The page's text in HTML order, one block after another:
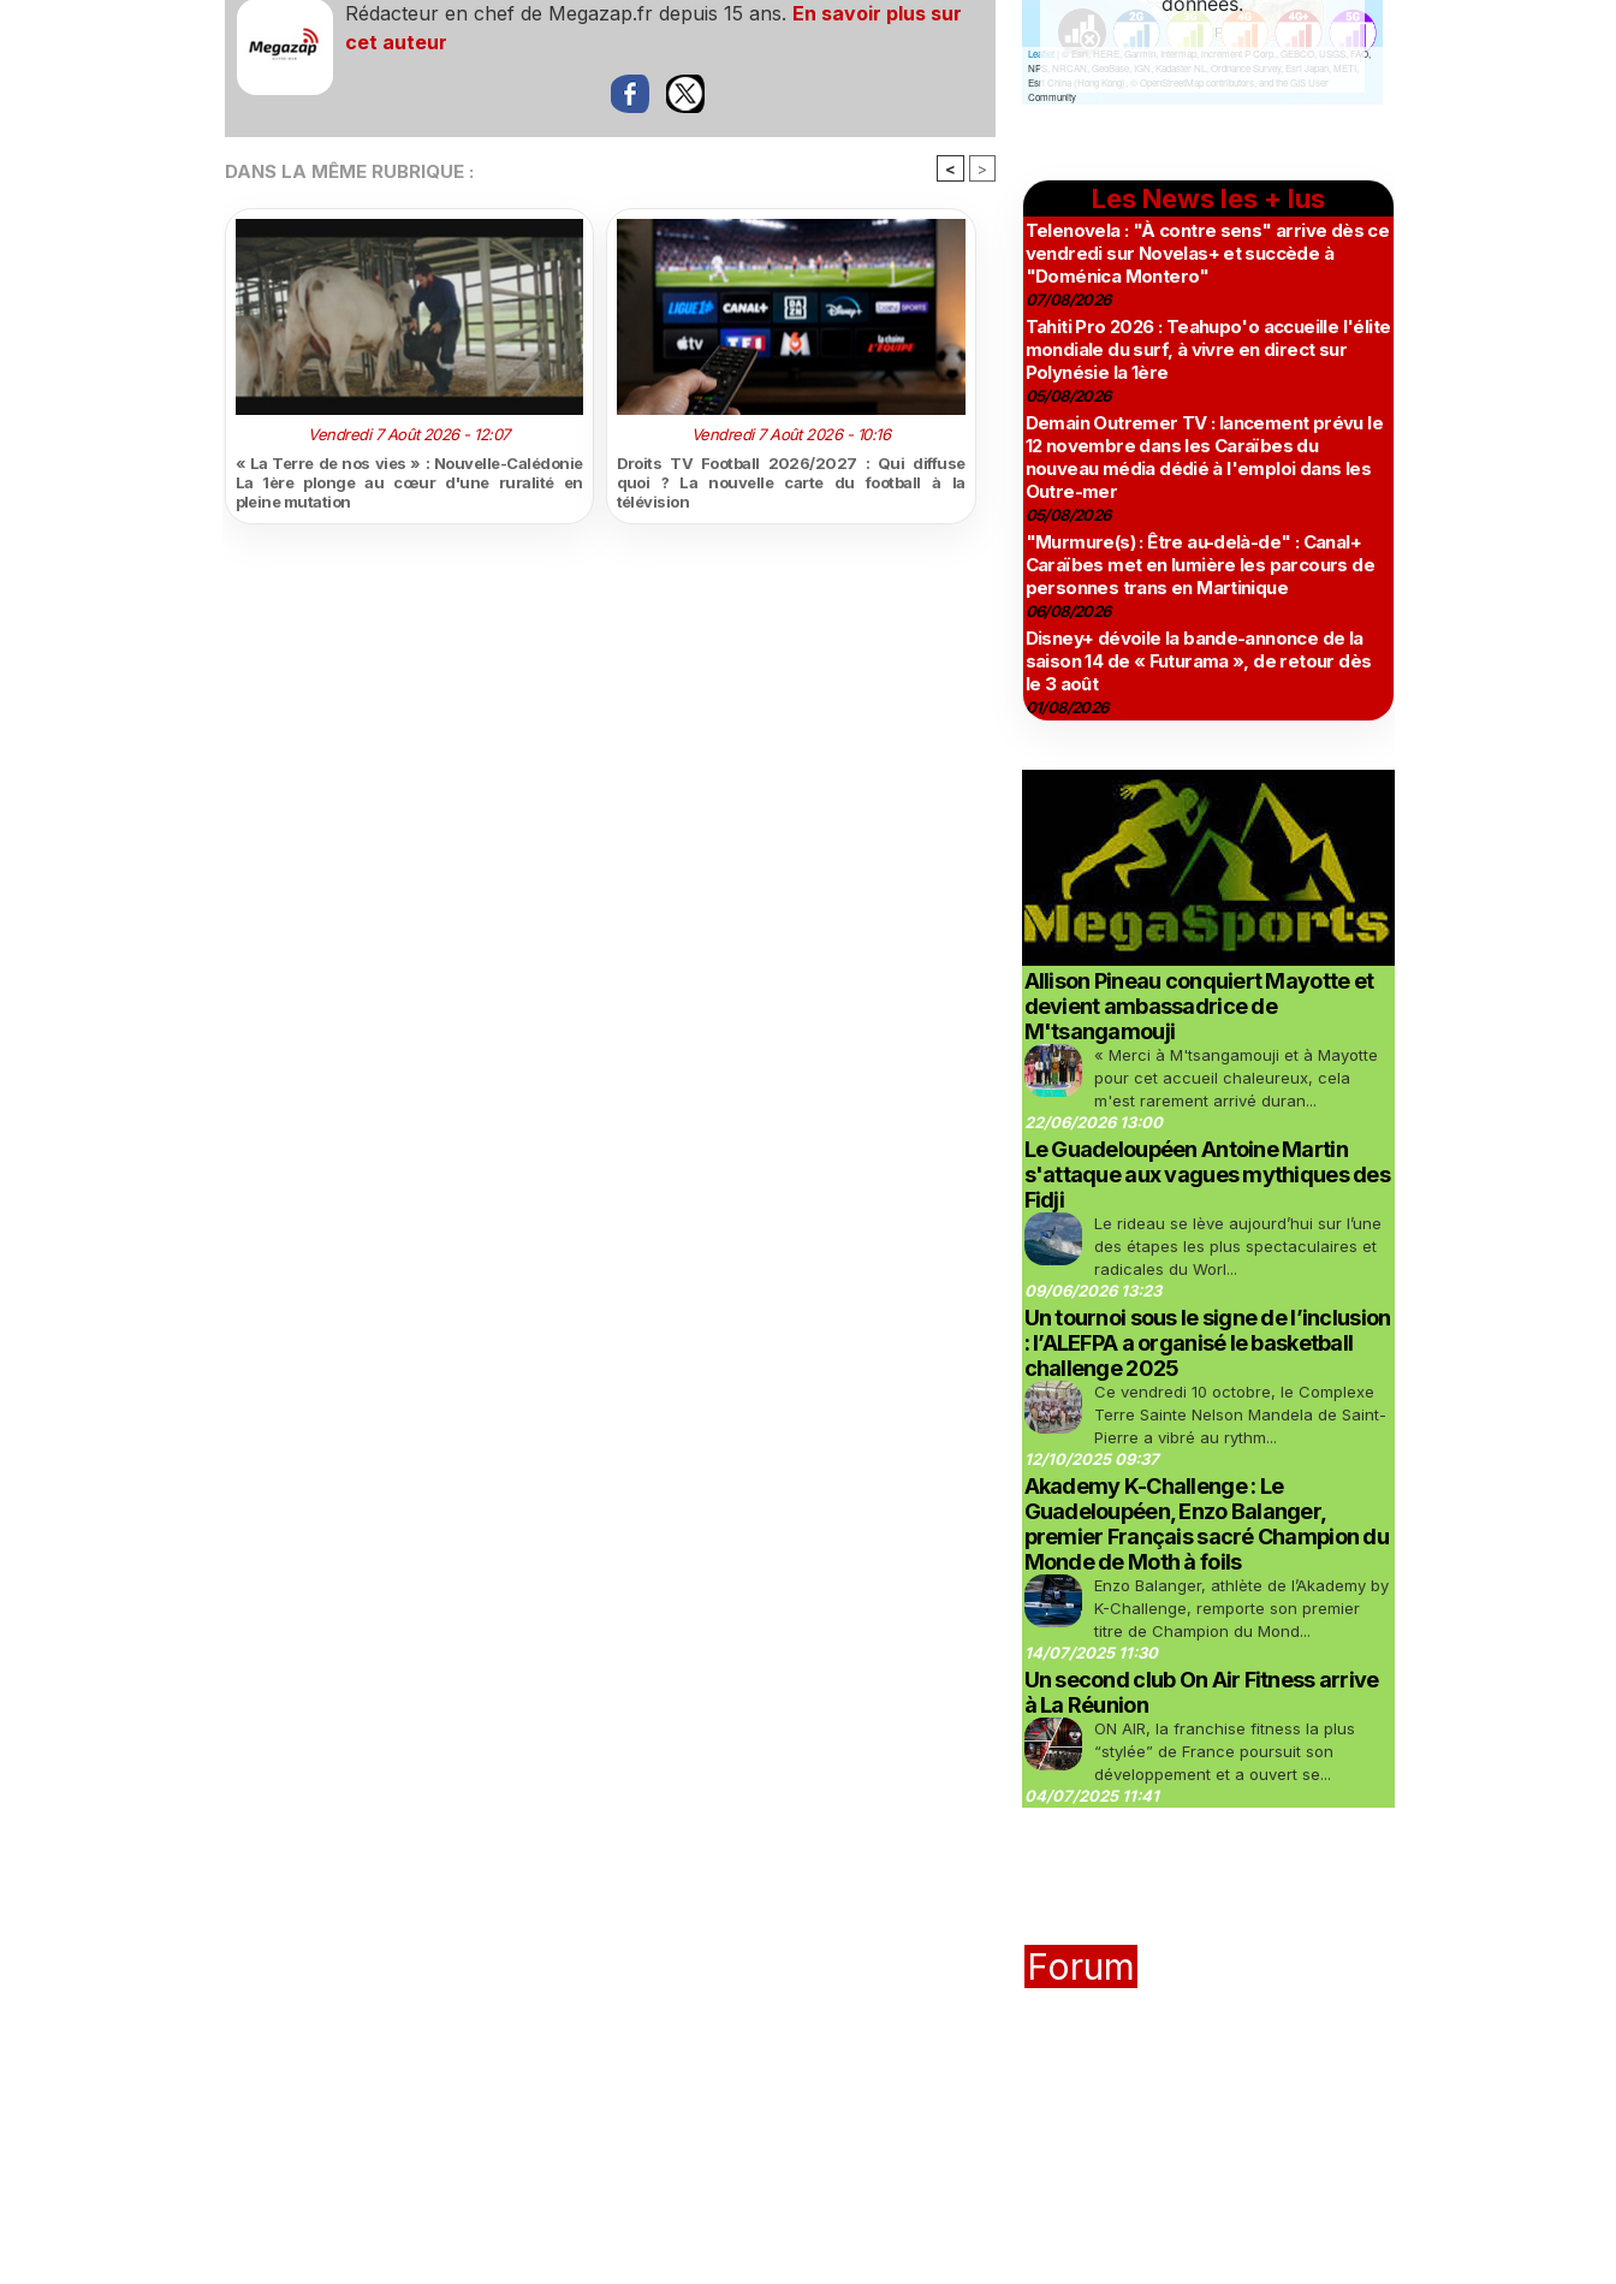
Rédacteur en chef de Megazap.fr depuis 15 ans. En savoir plus sur
cet auteur
DANS LA MÊME RUBRIQUE : < >
Vendredi 7 Août 2026 - 12:07
« La Terre de nos vies » : Nouvelle-Calédonie
La 1ère plonge au cœur d'une ruralité en
pleine mutation
Vendredi 7 Août 2026 - 10:16
Droits TV Football 2026/2027 : Qui diffuse
quoi ? La nouvelle carte du football à la
télévision
Les News les + lus
Telenovela : "À contre sens" arrive dès ce
vendredi sur Novelas+ et succède à
"Doménica Montero"
07/08/2026
Tahiti Pro 2026 : Teahupo'o accueille l'élite
mondiale du surf, à vivre en direct sur
Polynésie la 1ère
05/08/2026
Demain Outremer TV : lancement prévu le
12 novembre dans les Caraïbes du
nouveau média dédié à l'emploi dans les
Outre-mer
05/08/2026
"Murmure(s) : Être au-delà-de" : Canal+
Caraïbes met en lumière les parcours de
personnes trans en Martinique
06/08/2026
Disney+ dévoile la bande-annonce de la
saison 14 de « Futurama », de retour dès
le 3 août
01/08/2026
Allison Pineau conquiert Mayotte et
devient ambassadrice de
M'tsangamouji
« Merci à M'tsangamouji et à Mayotte
pour cet accueil chaleureux, cela
m'est rarement arrivé duran...
22/06/2026 13:00
Le Guadeloupéen Antoine Martin
s'attaque aux vagues mythiques des
Fidji
Le rideau se lève aujourd’hui sur l’une
des étapes les plus spectaculaires et
radicales du Worl...
09/06/2026 13:23
Un tournoi sous le signe de l’inclusion
: l’ALEFPA a organisé le basketball
challenge 2025
Ce vendredi 10 octobre, le Complexe
Terre Sainte Nelson Mandela de Saint-
Pierre a vibré au rythm...
12/10/2025 09:37
Akademy K-Challenge : Le
Guadeloupéen, Enzo Balanger,
premier Français sacré Champion du
Monde de Moth à foils
Enzo Balanger, athlète de l’Akademy by
K-Challenge, remporte son premier
titre de Champion du Mond...
14/07/2025 11:30
Un second club On Air Fitness arrive
à La Réunion
ON AIR, la franchise fitness la plus
“stylée” de France poursuit son
développement et a ouvert se...
04/07/2025 11:41
Forum